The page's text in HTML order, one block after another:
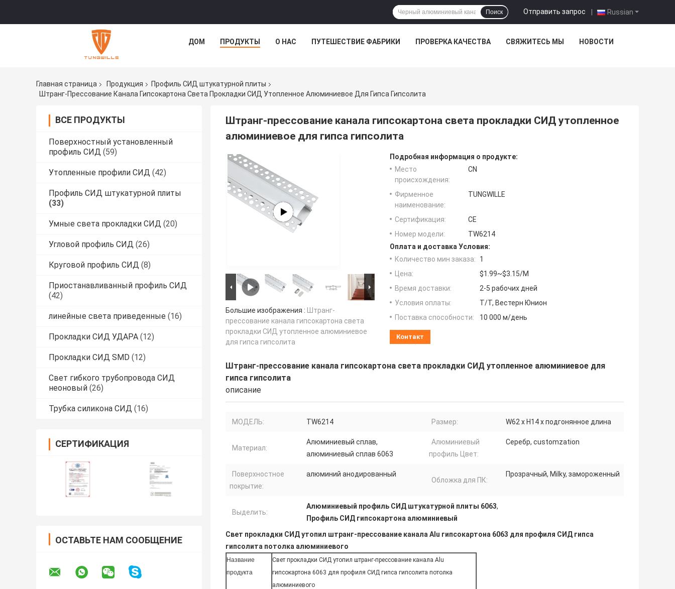
Russian
Отправить запрос |
Поиск
ДОМ ПРОДУКТЫ О НАС ПУТЕШЕСТВИЕ ФАБРИКИ ПРОВЕРКА КАЧЕСТВА СВЯЖИТЕСЬ МЫ НОВОСТИ
Главная страница Продукция
Профиль СИД штукатурной плиты
Штранг-Прессование Канала Гипсокартона Света Прокладки СИД Утопленное Алюминиевое Для Гипса Гипсолита
ВСЕ ПРОДУКТЫ
Поверхностный установленный
профиль СИД (59)
Утопленные профили СИД (42)
Профиль СИД штукатурной плиты
(33)
Умные света прокладки СИД (20)
Угловой профиль СИД (26)
Круговой профиль СИД (8)
Приостанавливанный профиль СИД
(42)
линейные света приведенные (16)
Прокладки СИД УДАРА (12)
Прокладки СИД SMD (12)
Свет гибкого трубопровода СИД
неоновый (26)
Трубка силикона СИД (16)
СЕРТИФИКАЦИЯ
ОСТАВЬТЕ НАМ СООБЩЕНИЕ
Штранг-прессование канала гипсокартона света прокладки СИД утопленное
алюминиевое для гипса гипсолита
Большие изображения : Штранг-
прессование канала гипсокартона света
прокладки СИД утопленное алюминиевое
для гипса гипсолита
Подробная информация о продукте:
Место
происхождения:
CN
Фирменное
наименование:
TUNGWILLE
Сертификация:
CE
Номер модели:
TW6214
Оплата и доставка Условия:
Количество мин заказа:
1
Цена:
$1.99~$3.15/M
Время доставки:
2-5 рабочих дней
Условия оплаты:
Т/Т, Вестерн Юнион
Поставка способности:
10 000 м/день
Контакт
Штранг-прессование канала гипсокартона света прокладки СИД утопленное алюминиевое для
гипса гипсолита
описание
МОДЕЛЬ: TW6214 Размер: W62 x H14 x подгонянное длина
Материал:
Алюминиевый сплав,
алюминиевый сплав 6063
Алюминиевый
профиль Цвет:
Серебр, customzation
Поверхностное
покрытие:
алюминий анодированный
Обложка для ПК:
Прозрачный, Milky, замороженный
Выделить:
Алюминиевый профиль СИД штукатурной плиты 6063,
Профиль СИД гипсокартона алюминиевый
Свет прокладки СИД утопил штранг-прессование канала Alu гипсокартона 6063 для профиля СИД гипса
гипсолита потолка алюминиевого
Название
продукта
Свет прокладки СИД утопил штранг-прессование канала Alu
гипсокартона 6063 для профиля СИД гипса гипсолита потолка
алюминиевого